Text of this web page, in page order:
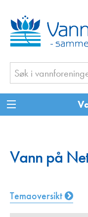
Vann på
Temaoversikt